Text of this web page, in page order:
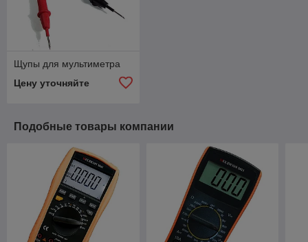
Щупы для мультиметра
Цену уточняйте
Подобные товары компании